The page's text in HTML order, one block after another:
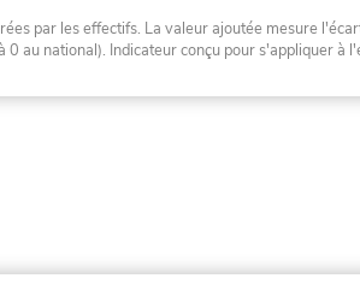
par les effectifs. La valeur ajoutée mesure
0 au national). Indicateur conçu pour s'appliquer